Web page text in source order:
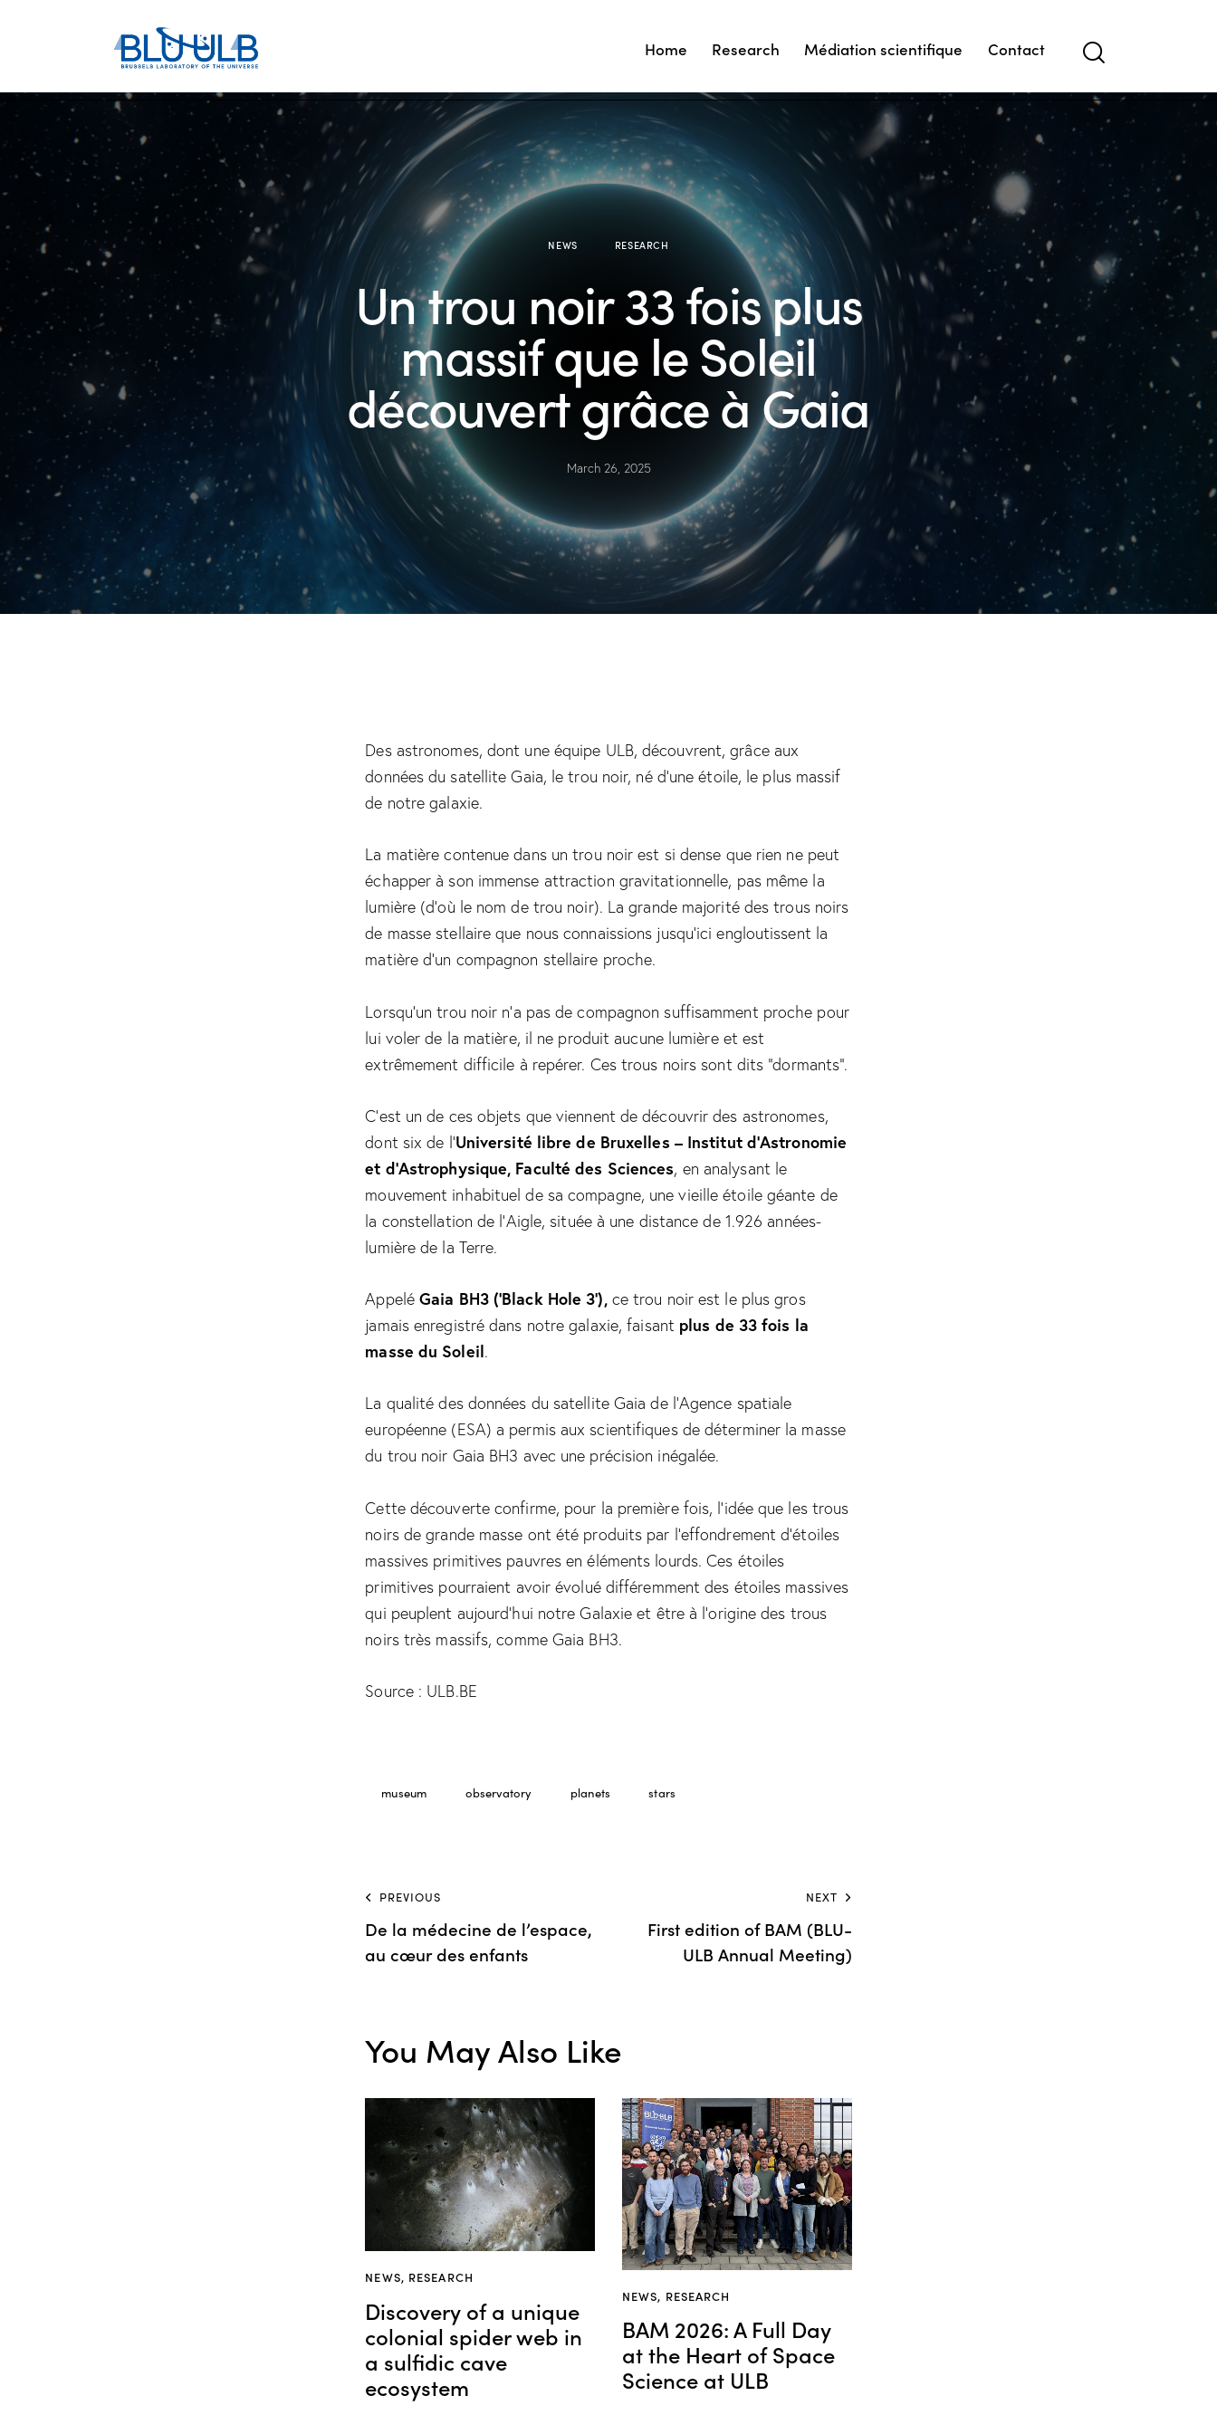
Home Research Médiation scientifique Contact
NEWS RESEARCH
Un trou noir 33 fois plus
massif que le Soleil
découvert grâce à Gaia
March 26, 2025
Des astronomes, dont une équipe ULB, découvrent, grâce aux
données du satellite Gaia, le trou noir, né d’une étoile, le plus massif
de notre galaxie.
La matière contenue dans untrou noir est si dense que rien ne peut
échapper à son immense attraction gravitationnelle, pas même la
lumière (d’où le nom de trou noir). La grande majorité des trous noirs
de masse stellaire que nous connaissions jusqu’ici engloutissent la
matière d’un compagnon stellaire proche.
Lorsqu’un trou noir n’a pas de compagnon suffisamment proche pour
lui voler de la matière, il ne produit aucune lumière et est
extrêmement difficile à repérer. Ces trous noirs sont dits “dormants”.
C’est un de ces objets que viennent de découvrir des astronomes,
dont six de l’Université libre de Bruxelles – Institut d’Astronomie
et d’Astrophysique, Faculté des Sciences, en analysant le
mouvement inhabituel de sa compagne, une vieille étoile géante de
la constellation de l’Aigle, située à une distance de 1.926 années-
lumière de la Terre.
AppeléGaia BH3 (‘Black Hole 3’), ce trou noir est le plus gros
jamais enregistré dans notre galaxie, faisant plus de 33 fois la
masse du Soleil.
La qualité des données du satellite Gaia de l’Agence spatiale
européenne (ESA) a permis aux scientifiques de déterminer la masse
du trou noir Gaia BH3 avec une précision inégalée.
Cette découverte confirme, pour la première fois, l’idée que les trous
noirs de grande masse ont été produits par l’effondrement d’étoiles
massives primitives pauvres en éléments lourds. Ces étoiles
primitives pourraient avoir évolué différemment des étoiles massives
qui peuplent aujourd’hui notre Galaxie et être à l’origine des trous
noirs très massifs, comme Gaia BH3.
Source : ULB.BE
museum observatory planets stars
PREVIOUS
De la médecine de l’espace,
au cœur des enfants
NEXT
First edition of BAM (BLU-
ULB Annual Meeting)
You May Also Like
NEWS, RESEARCH
Discovery of a unique
colonial spider web in
a sulfidic cave
ecosystem
NEWS, RESEARCH
BAM 2026: A Full Day
at the Heart of Space
Science at ULB